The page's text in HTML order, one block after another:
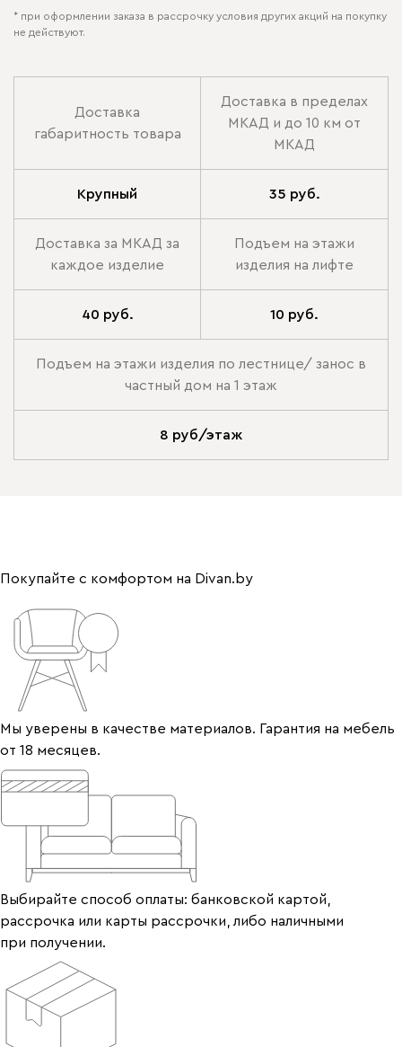
* при оформлении заказа в рассрочку условия других акций на покупку
не действуют.
Доставка
габаритность товара
Доставка в пределах
МКАД и до 10 км от
МКАД
Крупный 35 руб.
Доставка за МКАД за
каждое изделие
Подъем на этажи
изделия на лифте
40 руб. 10 руб.
Подъем на этажи изделия по лестнице/ занос в
частный дом на 1 этаж
8 руб/этаж
Покупайте с комфортом на Divan.by
Мы уверены в качестве материалов. Гарантия на мебель
от 18 месяцев.
Выбирайте способ оплаты: банковской картой,
рассрочка или карты рассрочки, либо наличными
при получении.